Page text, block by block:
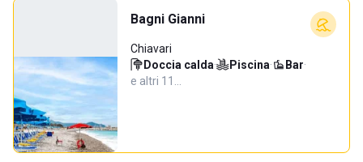
Bagni Gianni
Chiavari
Doccia calda· Piscina· Bar·
e altri 11…